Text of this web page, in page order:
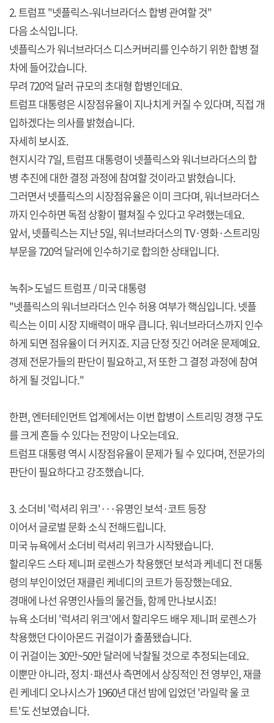
2. 트럼프 "넷플릭스-워너브라더스 합병 관여할 것"
다음 소식입니다.
넷플릭스가 워너브라더스 디스커버리를 인수하기 위한 합병 절
차에 들어갔습니다.
무려 720억 달러 규모의 초대형 합병인데요.
트럼프 대통령은 시장점유율이 지나치게 커질 수 있다며, 직접 개
입하겠다는 의사를 밝혔습니다.
자세히 보시죠.
현지시각 7일, 트럼프 대통령이 넷플릭스와 워너브라더스의 합
병 추진에 대한 결정 과정에 참여할 것이라고 밝혔습니다.
그러면서 넷플릭스의 시장점유율은 이미 크다며, 워너브라더스
까지 인수하면 독점 상황이 펼쳐질 수 있다고 우려했는데요.
앞서, 넷플릭스는 지난 5일, 워너브라더스의 TV·영화·스트리밍
부문을 720억 달러에 인수하기로 합의한 상태입니다.
녹취> 도널드 트럼프 / 미국 대통령
"넷플릭스의 워너브라더스 인수 허용 여부가 핵심입니다. 넷플
릭스는 이미 시장 지배력이 매우 큽니다. 워너브라더스까지 인수
하게 되면 점유율이 더 커지죠. 지금 단정 짓긴 어려운 문제예요.
경제 전문가들의 판단이 필요하고, 저 또한 그 결정 과정에 참여
하게 될 것입니다."
한편, 엔터테인먼트 업계에서는 이번 합병이 스트리밍 경쟁 구도
를 크게 흔들 수 있다는 전망이 나오는데요.
트럼프 대통령 역시 시장점유율이 문제가 될 수 있다며, 전문가의
판단이 필요하다고 강조했습니다.
3. 소더비 '럭셔리 위크'···유명인 보석·코트 등장
이어서 글로벌 문화 소식 전해드립니다.
미국 뉴욕에서 소더비 럭셔리 위크가 시작됐습니다.
할리우드 스타 제니퍼 로렌스가 착용했던 보석과 케네디 전 대통
령의 부인이었던 재클린 케네디의 코트가 등장했는데요.
경매에 나선 유명인사들의 물건들, 함께 만나보시죠!
뉴욕 소더비 '럭셔리 위크'에서 할리우드 배우 제니퍼 로렌스가
착용했던 다이아몬드 귀걸이가 출품됐습니다.
이 귀걸이는 30만~50만 달러에 낙찰될 것으로 추정되는데요.
이뿐만 아니라, 정치·패션사 측면에서 상징적인 전 영부인, 재클
린 케네디 오나시스가 1960년 대선 밤에 입었던 '라일락 울 코
트'도 선보였습니다.